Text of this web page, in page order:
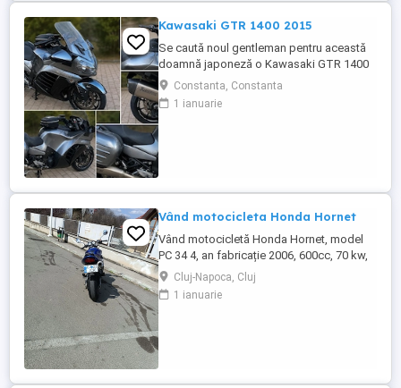
Kawasaki GTR 1400 2015
Se caută noul gentleman pentru această
doamnă japoneză o Kawasaki GTR 1400
care încă întoarce priviri și iubește
kilometrii. A fost răsfățată, întreținută la
timp și tratată cu respect. O dau doar
Constanta, Constanta
1 ianuarie
Vând motocicleta Honda Hornet
Vând motocicletă Honda Hornet, model
PC 34 4, an fabricație 2006, 600cc, 70 kw,
98 cp, inspecție tehnică valabilă până în
august 2027 . Preț 1900 euro
Cluj-Napoca, Cluj
1 ianuarie